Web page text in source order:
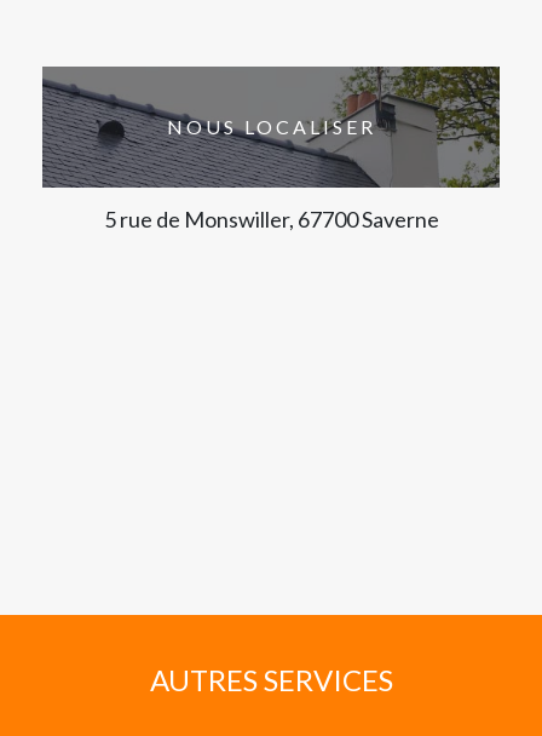
NOUS LOCALISER
5 rue de Monswiller, 67700 Saverne
AUTRES SERVICES